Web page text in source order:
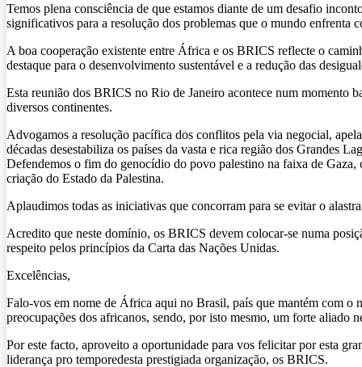
Temos plena consciência de que estamos diante de um desafio
significativos para a resolução dos problemas que o mundo enfrenta
A boa cooperação existente entre África e os BRICS reflecte o
destaque para o desenvolvimento sustentável e a redução das
Esta reunião dos BRICS no Rio de Janeiro acontece num momento
diversos continentes.
Advogamos a resolução pacífica dos conflitos pela via negocial,
décadas desestabiliza os países da vasta e rica região dos Grandes
Defendemos o fim do genocídio do povo palestino na faixa de Gaza,
criação do Estado da Palestina.
Aplaudimos todas as iniciativas que concorram para se evitar o
Acredito que neste domínio, os BRICS devem colocar-se numa
respeito pelos princípios da Carta das Nações Unidas.
Excelências,
Falo-vos em nome de África aqui no Brasil, país que mantém com o
preocupações dos africanos, sendo, por isto mesmo, um forte aliado
Por este facto, aproveito a oportunidade para vos felicitar por esta
liderança pro temporedesta prestigiada organização, os BRICS.